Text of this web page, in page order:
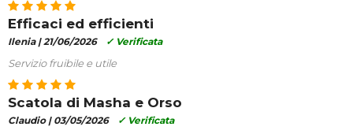
Efficaci ed efficienti
Ilenia |21/06/2026 ✓ Verificata
Servizio fruibile e utile
Scatola di Masha e Orso
Claudio | 03/05/2026 ✓ Verificata